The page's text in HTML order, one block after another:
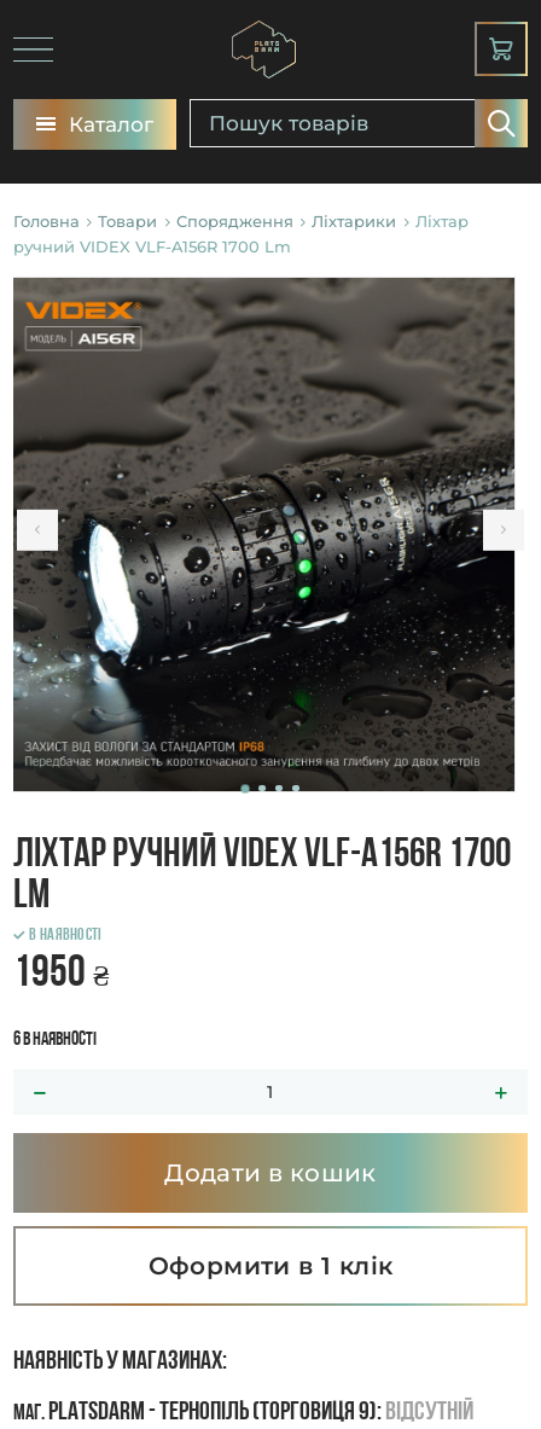
Каталог
Головна Товари Спорядження Ліхтарики
Ліхтар
ручний VIDEX VLF-A156R 1700 Lm
Ліхтар ручний VIDEX VLF-A156R 1700
Lm
В наявності
1950 ₴
6 в наявності
Додати в кошик
Оформити в 1 клік
Наявність у магазинах:
маг.PLATSDARM - Тернопіль (Торговиця 9):Відсутній